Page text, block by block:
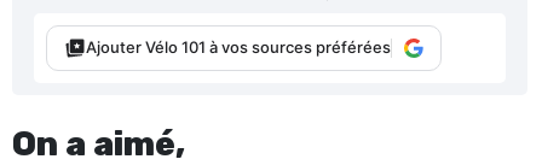
Ajouter Vélo 101 à vos sources préférées
On a aimé,